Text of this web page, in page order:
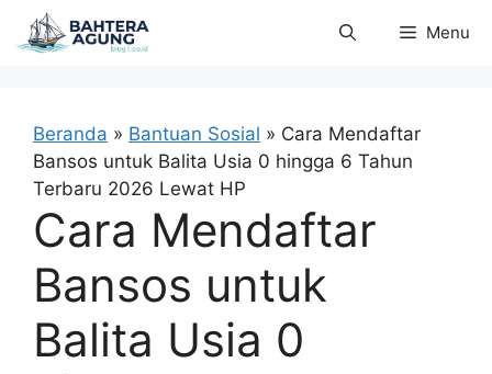
Langsung
ke
Menu
Beranda » Bantuan Sosial » Cara Mendaftar
Bansos untuk Balita Usia 0 hingga 6 Tahun
Terbaru 2026 Lewat HP
Cara Mendaftar
Bansos untuk
Balita Usia 0